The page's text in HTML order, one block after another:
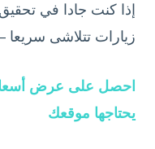
إذا كنت جادا في
زيارات تتلاشى سريعا
احصل على عرض
يحتاجها موقعك